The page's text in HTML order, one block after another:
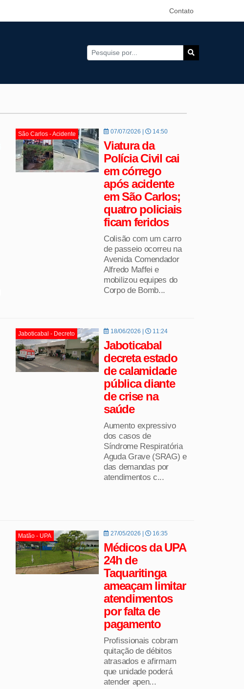
Contato
São Carlos - Acidente 07/07/2026 | 14:50
Viatura da
Polícia Civil cai
em córrego
após acidente
em São Carlos;
quatro policiais
ficam feridos
Colisão com um carro
de passeio ocorreu na
Avenida Comendador
Alfredo Maffei e
mobilizou equipes do
Corpo de Bomb...
Jaboticabal - Decreto 18/06/2026 | 11:24
Jaboticabal
decreta estado
de calamidade
pública diante
de crise na
saúde
Aumento expressivo
dos casos de
Síndrome Respiratória
Aguda Grave (SRAG) e
das demandas por
atendimentos c...
Matão - UPA 27/05/2026 | 16:35
Médicos da UPA
24h de
Taquaritinga
ameaçam limitar
atendimentos
por falta de
pagamento
Profissionais cobram
quitação de débitos
atrasados e afirmam
que unidade poderá
atender apen...